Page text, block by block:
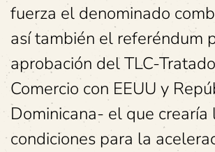
fuerza el denominado
así también el referéndum
aprobación del TLC-
Comercio con EEUU y
Dominicana- el que crearía
condiciones para la